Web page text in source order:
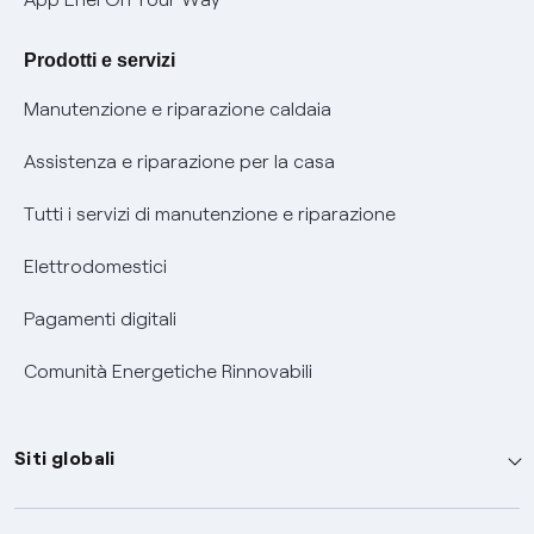
Agevolazione utenti con disabilità per offerte Fibra
Informativa RAEE
Prodotti e servizi
Manutenzione e riparazione caldaia
Assistenza e riparazione per la casa
Tutti i servizi di manutenzione e riparazione
Elettrodomestici
Pagamenti digitali
Comunità Energetiche Rinnovabili
Siti globali